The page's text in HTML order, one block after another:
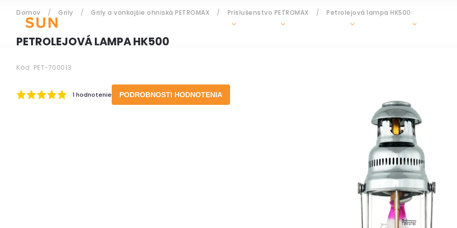
Domov / Grily / Grily a vonkajšie ohniská PETROMAX / Príslušenstvo PETROMAX / Petrolejová lampa HK500
PETROLEJOVÁ LAMPA HK500
Kód: PET-700013
1 hodnotenie PODROBNOSTI HODNOTENIA